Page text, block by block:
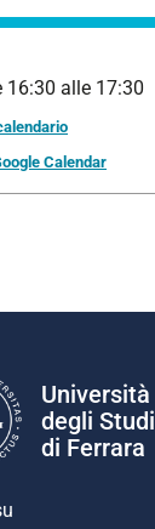
16:30 alle 17:30
Calendar
Università
degli Studi
di Ferrara